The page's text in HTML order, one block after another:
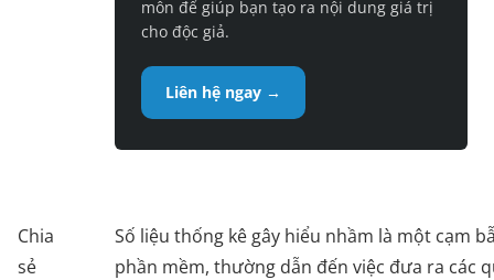
môn để giúp bạn tạo ra nội dung giá trị
cho độc giả.
Liên hệ ngay →
Chia
sẻ
Số liệu thống kê gây hiểu nhầm là một cạm
phần mềm, thường dẫn đến việc đưa ra các